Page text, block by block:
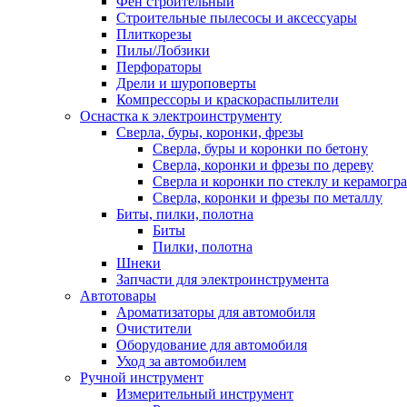
Строительные пылесосы и аксессуары
Плиткорезы
Пилы/Лобзики
Перфораторы
Дрели и шуроповерты
Компрессоры и краскораспылители
Оснастка к электроинструменту
Сверла, буры, коронки, фрезы
Сверла, буры и коронки по бетону
Сверла, коронки и фрезы по дереву
Сверла и коронки по стеклу и
Сверла, коронки и фрезы по металлу
Биты, пилки, полотна
Биты
Пилки, полотна
Шнеки
Запчасти для электроинструмента
Автотовары
Ароматизаторы для автомобиля
Очистители
Оборудование для автомобиля
Уход за автомобилем
Ручной инструмент
Измерительный инструмент